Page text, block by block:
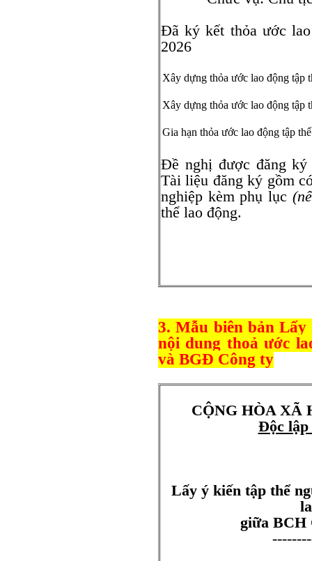
Đã ký kết thỏa ước
2026
Xây dựng thỏa ước lao động tập
Xây dựng thỏa ước lao động tập
Gia hạn thỏa ước lao động tập thể
Đề nghị được đăng
Tài liệu đăng ký gồm
nghiệp kèm phụ lục
thể lao động.
3. Mẫu biên bản
nội dung thoả ước
và BGĐ Công ty
CỘNG HÒA XÃ
Độc lập
Lấy ý kiến tập thể
giữa BCH